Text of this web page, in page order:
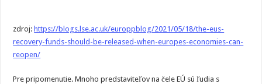
zdroj: https://blogs.lse.ac.uk/europpblog/2021/05/18/the-eus-
recovery-funds-should-be-released-when-europes-economies-can-
reopen/
Pre pripomenutie. Mnoho predstaviteľov na čele EÚ sú ľudia s